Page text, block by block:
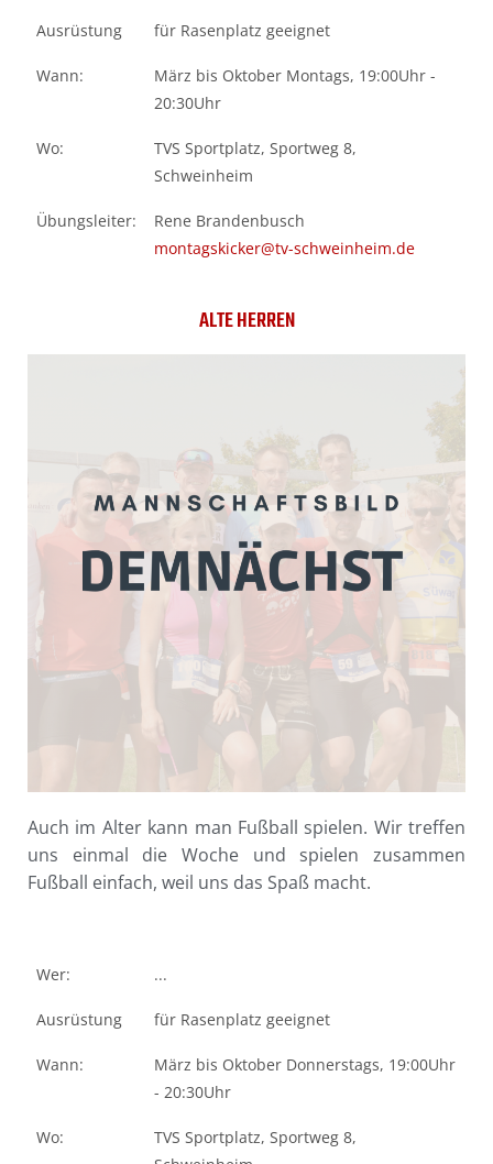
Ausrüstung für Rasenplatz geeignet
Wann:
März bis Oktober Montags, 19:00Uhr -
20:30Uhr
Wo:
TVS Sportplatz, Sportweg 8,
Schweinheim
Übungsleiter:
Rene Brandenbusch
montagskicker@tv-schweinheim.de
ALTE HERREN
Auch im Alter kann man Fußball spielen. Wir treffen
uns einmal die Woche und spielen zusammen
Fußball einfach, weil uns das Spaß macht.
Wer: ...
Ausrüstung für Rasenplatz geeignet
Wann:
März bis Oktober Donnerstags, 19:00Uhr
- 20:30Uhr
Wo:
TVS Sportplatz, Sportweg 8,